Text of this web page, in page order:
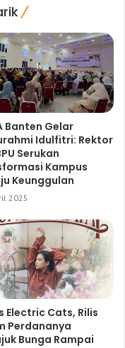
Banten Gelar
Idulfitri: Rektor
Serukan
Kampus
Keunggulan
2025
Electric Cats, Rilis
Perdananya
Bunga Rampai